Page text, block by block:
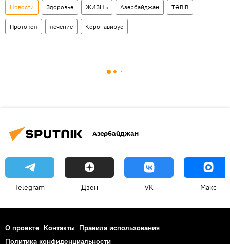
Новости Здоровье ЖИЗНЬ Азербайджан TƏBİB
Протокол лечение Коронавирус
Азербайджан
Telegram Дзен VK Макс
О проекте Контакты Правила использования
Политика конфиденциальности